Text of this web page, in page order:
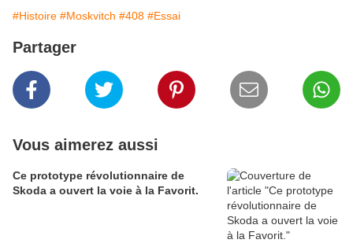
#Histoire #Moskvitch #408 #Essai
Partager
Vous aimerez aussi
Ce prototype révolutionnaire de
Skoda a ouvert la voie à la Favorit.